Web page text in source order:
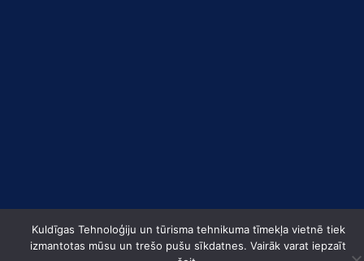
Kuldīgas Tehnoloģiju un tūrisma tehnikuma tīmekļa vietnē tiek
izmantotas mūsu un trešo pušu sīkdatnes. Vairāk varat iepzaīt